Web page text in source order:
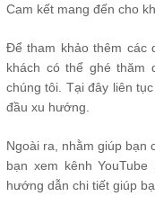
Cam kết mang đến cho
Để tham khảo thêm các
khách có thể ghé thăm
chúng tôi. Tại đây liên
đầu xu hướng.
Ngoài ra, nhằm giúp bạn
bạn xem kênh
hướng dẫn chi tiết giúp